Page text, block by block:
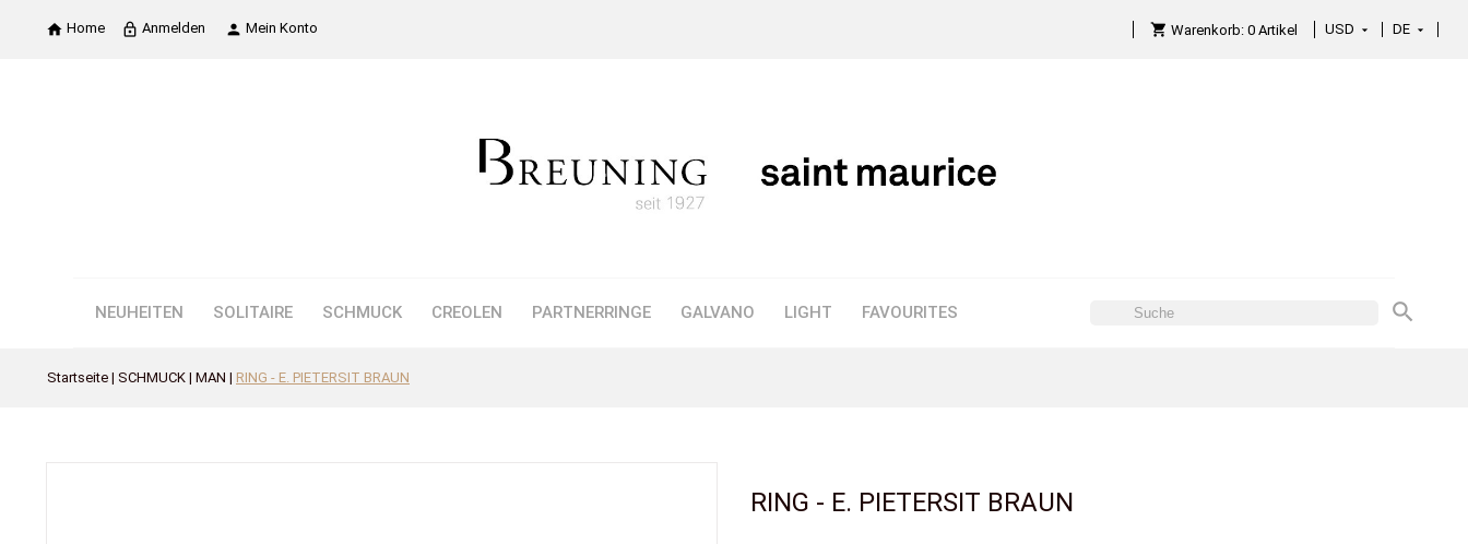
 Home lock_outline Anmelden  Mein Konto  Warenkorb: 0 Artikel USD DE
NEUHEITEN SOLITAIRE SCHMUCK CREOLEN PARTNERRINGE GALVANO LIGHT FAVOURITES 
Startseite SCHMUCK MAN RING - E. PIETERSIT BRAUN
RING - E. PIETERSIT BRAUN